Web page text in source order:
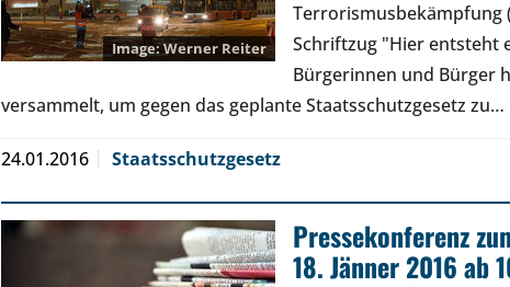
Werner Reiter
Terrorismusbekämpfung
Schriftzug "Hier entsteht
Bürgerinnen und Bürger
versammelt, um gegen das geplante Staatsschutzgesetz zu…
24.01.2016 Staatsschutzgesetz
Pressekonferenz
18. Jänner 2016 ab